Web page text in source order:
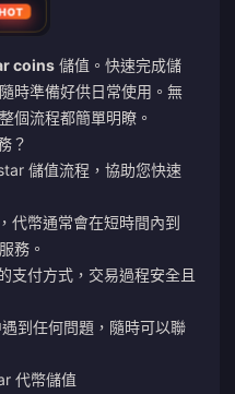
HOT
coins 儲值。快速完成儲
時準備好供日常使用。無
個流程都簡單明瞭。
？
儲值流程，協助您快速
代幣通常會在短時間內到
務。
支付方式，交易過程安全且
到任何問題，隨時可以聯
代幣儲值